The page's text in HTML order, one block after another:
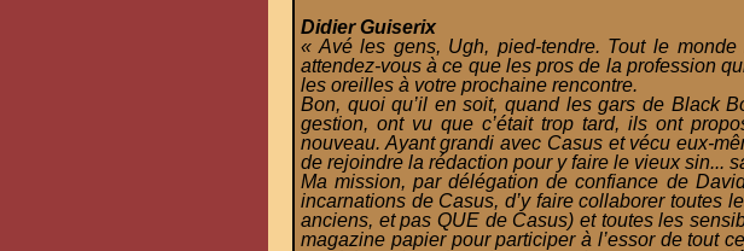
Didier Guiserix
« Avé les gens, Ugh, pied-tendre. Tout le
attendez-vous à ce que les pros de la profession
les oreilles à votre prochaine rencontre.
Bon, quoi qu’il en soit, quand les gars de Black
gestion, ont vu que c’était trop tard, ils ont
nouveau. Ayant grandi avec Casus et vécu eux-
de rejoindre la rédaction pour y faire le vieux sin...
Ma mission, par délégation de confiance de
incarnations de Casus, d’y faire collaborer toutes
anciens, et pas QUE de Casus) et toutes les
magazine papier pour participer à l’essor de tout